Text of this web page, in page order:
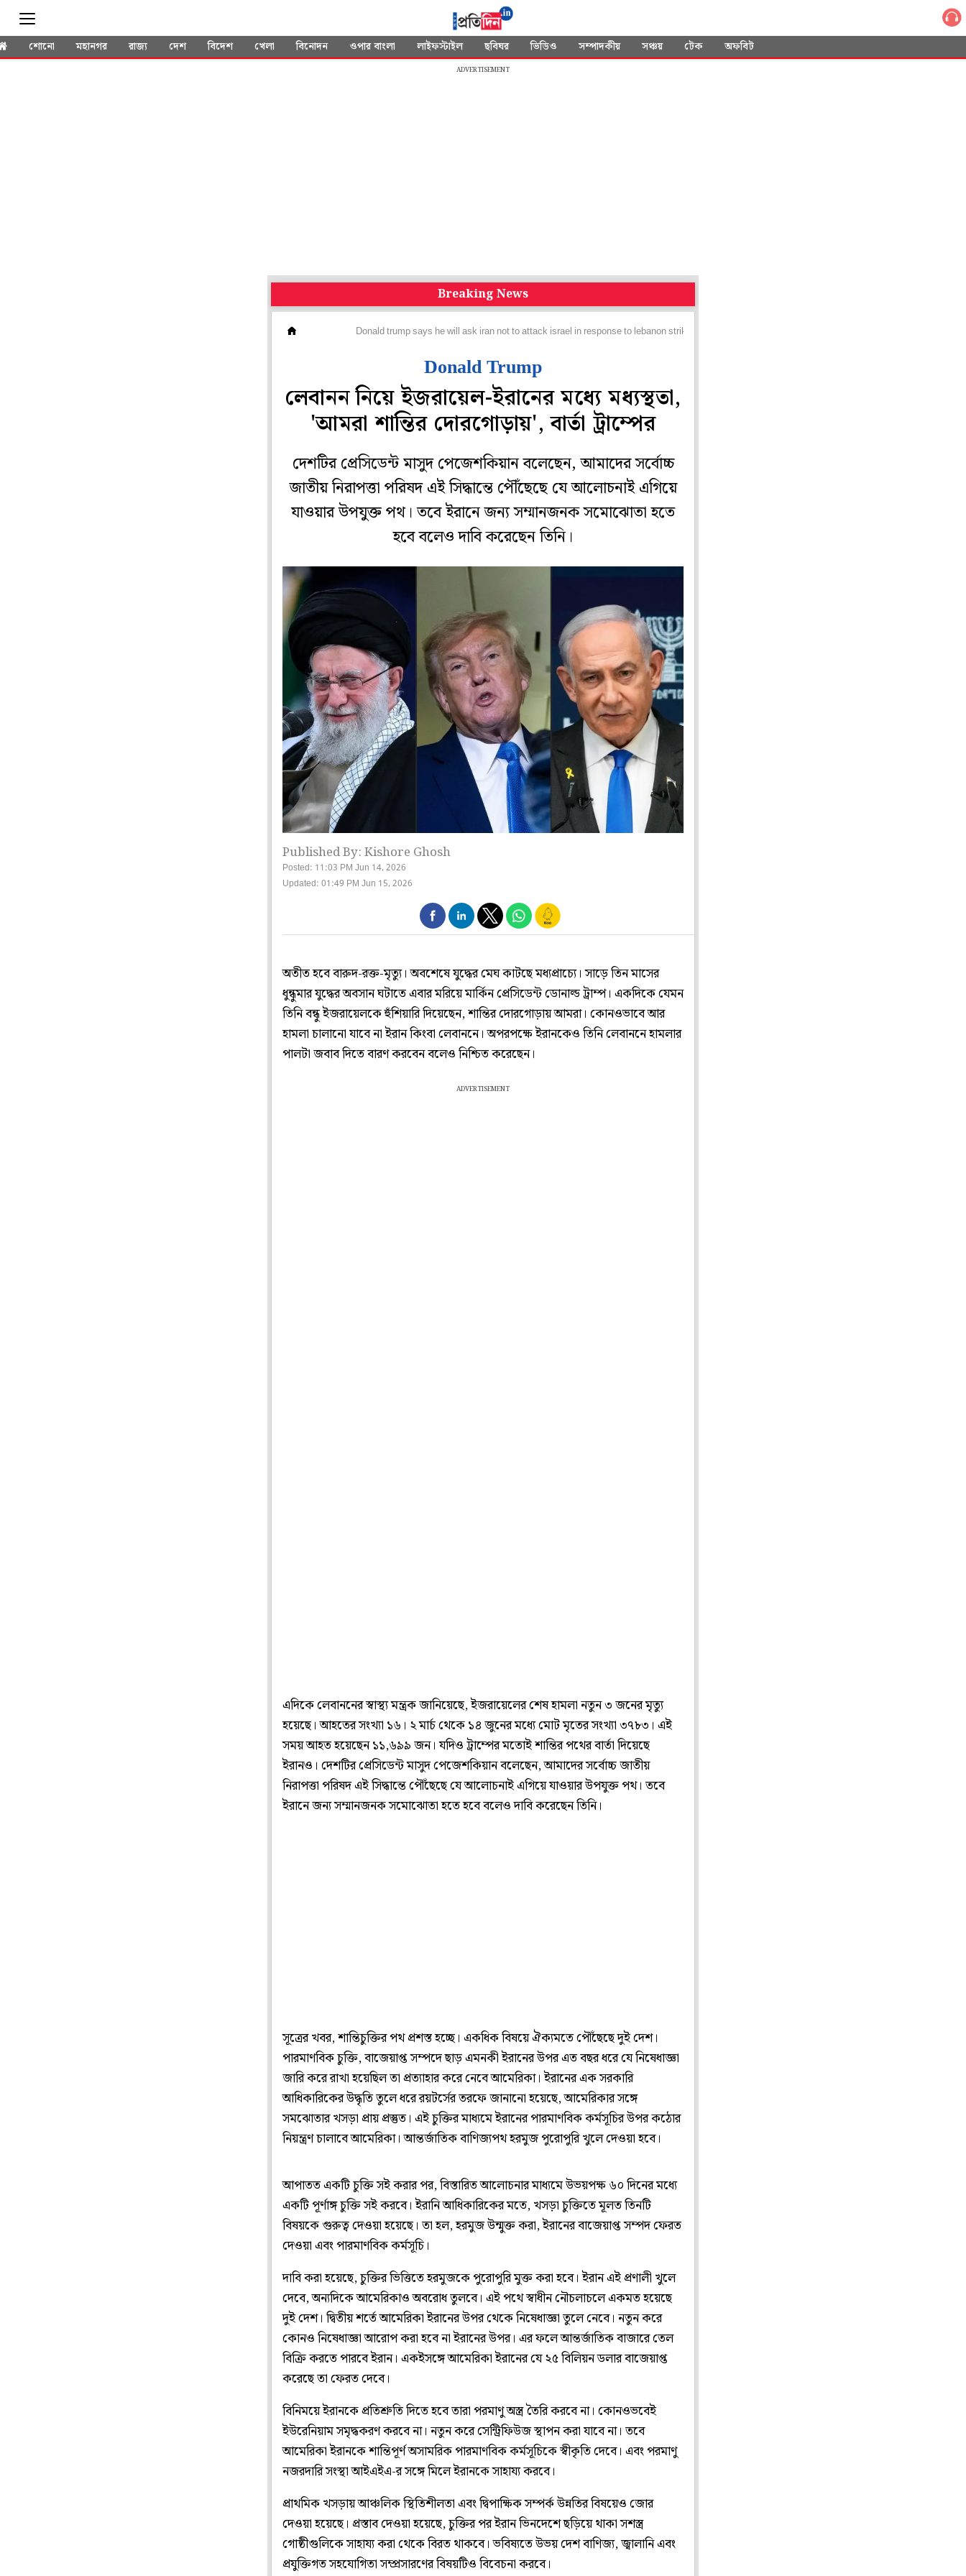
শোনো মহানগর রাজ্য দেশ বিদেশ খেলা বিনোদন ওপার বাংলা লাইফস্টাইল ছবিঘর ভিডিও সম্পাদকীয় সঞ্চয় টেক অফবিট
ADVERTISEMENT
Breaking News
Donald trump says he will ask iran not to attack israel in response to lebanon strikes
Donald Trump
লেবানন নিয়ে ইজরায়েল-ইরানের মধ্যে মধ্যস্থতা,
'আমরা শান্তির দোরগোড়ায়', বার্তা ট্রাম্পের
দেশটির প্রেসিডেন্ট মাসুদ পেজেশকিয়ান বলেছেন, আমাদের সর্বোচ্চ
জাতীয় নিরাপত্তা পরিষদ এই সিদ্ধান্তে পৌঁছেছে যে আলোচনাই এগিয়ে
যাওয়ার উপযুক্ত পথ। তবে ইরানে জন্য সম্মানজনক সমোঝোতা হতে
হবে বলেও দাবি করেছেন তিনি।
Published By: Kishore Ghosh
Posted: 11:03 PM Jun 14, 2026
Updated: 01:49 PM Jun 15, 2026
অতীত হবে বারুদ-রক্ত-মৃত্যু। অবশেষে যুদ্ধের মেঘ কাটছে মধ্যপ্রাচ্যে। সাড়ে তিন মাসের
ধুন্ধুমার যুদ্ধের অবসান ঘটাতে এবার মরিয়ে মার্কিন প্রেসিডেন্ট ডোনাল্ড ট্রাম্প। একদিকে যেমন
তিনি বন্ধু ইজরায়েলকে হুঁশিয়ারি দিয়েছেন, শান্তির দোরগোড়ায় আমরা। কোনওভাবে আর
হামলা চালানো যাবে না ইরান কিংবা লেবাননে। অপরপক্ষে ইরানকেও তিনি লেবাননে হামলার
পালটা জবাব দিতে বারণ করবেন বলেও নিশ্চিত করেছেন।
ADVERTISEMENT
এদিকে লেবাননের স্বাস্থ্য মন্ত্রক জানিয়েছে, ইজরায়েলের শেষ হামলা নতুন ৩ জনের মৃত্যু
হয়েছে। আহতের সংখ্যা ১৬। ২ মার্চ থেকে ১৪ জুনের মধ্যে মোট মৃতের সংখ্যা ৩৭৮৩। এই
সময় আহত হয়েছেন ১১,৬৯৯ জন। যদিও ট্রাম্পের মতোই শান্তির পথের বার্তা দিয়েছে
ইরানও। দেশটির প্রেসিডেন্ট মাসুদ পেজেশকিয়ান বলেছেন, আমাদের সর্বোচ্চ জাতীয়
নিরাপত্তা পরিষদ এই সিদ্ধান্তে পৌঁছেছে যে আলোচনাই এগিয়ে যাওয়ার উপযুক্ত পথ। তবে
ইরানে জন্য সম্মানজনক সমোঝোতা হতে হবে বলেও দাবি করেছেন তিনি।
সূত্রের খবর, শান্তিচুক্তির পথ প্রশস্ত হচ্ছে। একধিক বিষয়ে ঐক্যমতে পৌঁছেছে দুই দেশ।
পারমাণবিক চুক্তি, বাজেয়াপ্ত সম্পদে ছাড় এমনকী ইরানের উপর এত বছর ধরে যে নিষেধাজ্ঞা
জারি করে রাখা হয়েছিল তা প্রত্যাহার করে নেবে আমেরিকা। ইরানের এক সরকারি
আধিকারিকের উদ্ধৃতি তুলে ধরে রয়টর্সের তরফে জানানো হয়েছে, আমেরিকার সঙ্গে
সমঝোতার খসড়া প্রায় প্রস্তুত। এই চুক্তির মাধ্যমে ইরানের পারমাণবিক কর্মসূচির উপর কঠোর
নিয়ন্ত্রণ চালাবে আমেরিকা। আন্তর্জাতিক বাণিজ্যপথ হরমুজ পুরোপুরি খুলে দেওয়া হবে।
আপাতত একটি চুক্তি সই করার পর, বিস্তারিত আলোচনার মাধ্যমে উভয়পক্ষ ৬০ দিনের মধ্যে
একটি পূর্ণাঙ্গ চুক্তি সই করবে। ইরানি আধিকারিকের মতে, খসড়া চুক্তিতে মূলত তিনটি
বিষয়কে গুরুত্ব দেওয়া হয়েছে। তা হল, হরমুজ উন্মুক্ত করা, ইরানের বাজেয়াপ্ত সম্পদ ফেরত
দেওয়া এবং পারমাণবিক কর্মসূচি।
দাবি করা হয়েছে, চুক্তির ভিত্তিতে হরমুজকে পুরোপুরি মুক্ত করা হবে। ইরান এই প্রণালী খুলে
দেবে, অন্যদিকে আমেরিকাও অবরোধ তুলবে। এই পথে স্বাধীন নৌচলাচলে একমত হয়েছে
দুই দেশ। দ্বিতীয় শর্তে আমেরিকা ইরানের উপর থেকে নিষেধাজ্ঞা তুলে নেবে। নতুন করে
কোনও নিষেধাজ্ঞা আরোপ করা হবে না ইরানের উপর। এর ফলে আন্তর্জাতিক বাজারে তেল
বিক্রি করতে পারবে ইরান। একইসঙ্গে আমেরিকা ইরানের যে ২৫ বিলিয়ন ডলার বাজেয়াপ্ত
করেছে তা ফেরত দেবে।
বিনিময়ে ইরানকে প্রতিশ্রুতি দিতে হবে তারা পরমাণু অস্ত্র তৈরি করবে না। কোনওভবেই
ইউরেনিয়াম সমৃদ্ধকরণ করবে না। নতুন করে সেন্ট্রিফিউজ স্থাপন করা যাবে না। তবে
আমেরিকা ইরানকে শান্তিপূর্ণ অসামরিক পারমাণবিক কর্মসূচিকে স্বীকৃতি দেবে। এবং পরমাণু
নজরদারি সংস্থা আইএইএ-র সঙ্গে মিলে ইরানকে সাহায্য করবে।
প্রাথমিক খসড়ায় আঞ্চলিক স্থিতিশীলতা এবং দ্বিপাক্ষিক সম্পর্ক উন্নতির বিষয়েও জোর
দেওয়া হয়েছে। প্রস্তাব দেওয়া হয়েছে, চুক্তির পর ইরান ভিনদেশে ছড়িয়ে থাকা সশস্ত্র
গোষ্ঠীগুলিকে সাহায্য করা থেকে বিরত থাকবে। ভবিষ্যতে উভয় দেশ বাণিজ্য, জ্বালানি এবং
প্রযুক্তিগত সহযোগিতা সম্প্রসারণের বিষয়টিও বিবেচনা করবে।